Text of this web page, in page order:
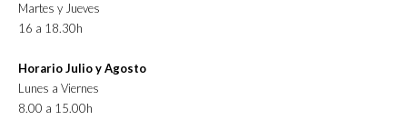
Martes y Jueves
16 a 18.30h
Horario Julio y Agosto
Lunes a Viernes
8.00 a 15.00h